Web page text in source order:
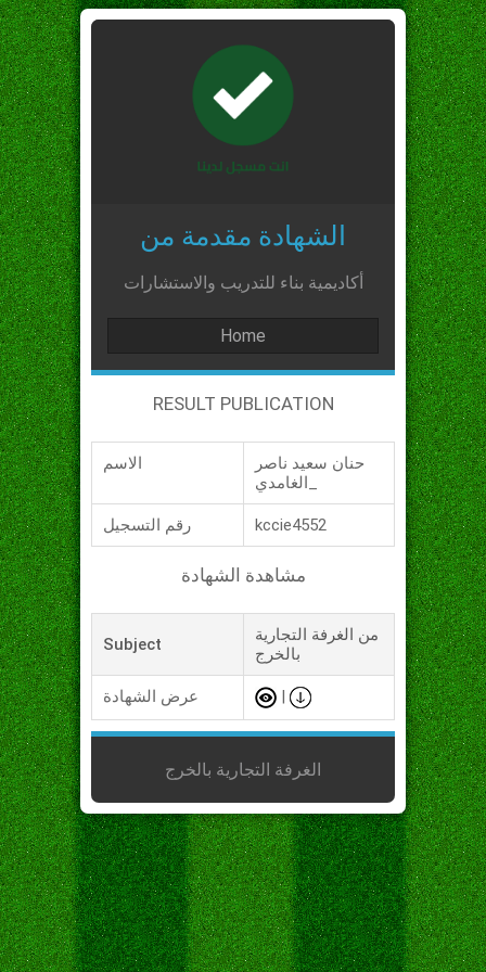
الشهادة مقدمة من
أكاديمية بناء للتدريب والاستشارات
Home
RESULT PUBLICATION
الاسم
حنان سعيد ناصر
رقم التسجيل kccie4552
مشاهدة الشهادة
Subject
من الغرفة التجارية
بالخرج
عرض الشهادة
الغرفة التجارية بالخرج